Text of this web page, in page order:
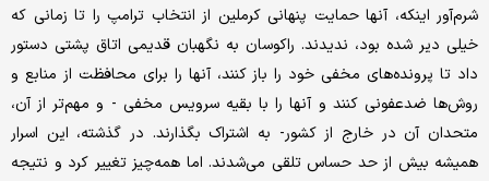
شرم‌آور اینکه، آنها حمایت پنهانی کرملین از انتخاب ترامپ را تا زمانی که
خیلی دیر شده بود، ندیدند. راکوسان به نگهبان قدیمی اتاق پشتی دستور
داد تا پرونده‌های مخفی خود را باز کنند، آنها را برای محافظت از منابع و
روش‌ها ضدعفونی کنند و آنها را با بقیه سرویس مخفی - و مهم‌تر از آن،
متحدان آن در خارج از کشور- به اشتراک بگذارند. در گذشته، این اسرار
همیشه بیش از حد حساس تلقی می‌شدند. اما همه‌چیز تغییر کرد و نتیجه